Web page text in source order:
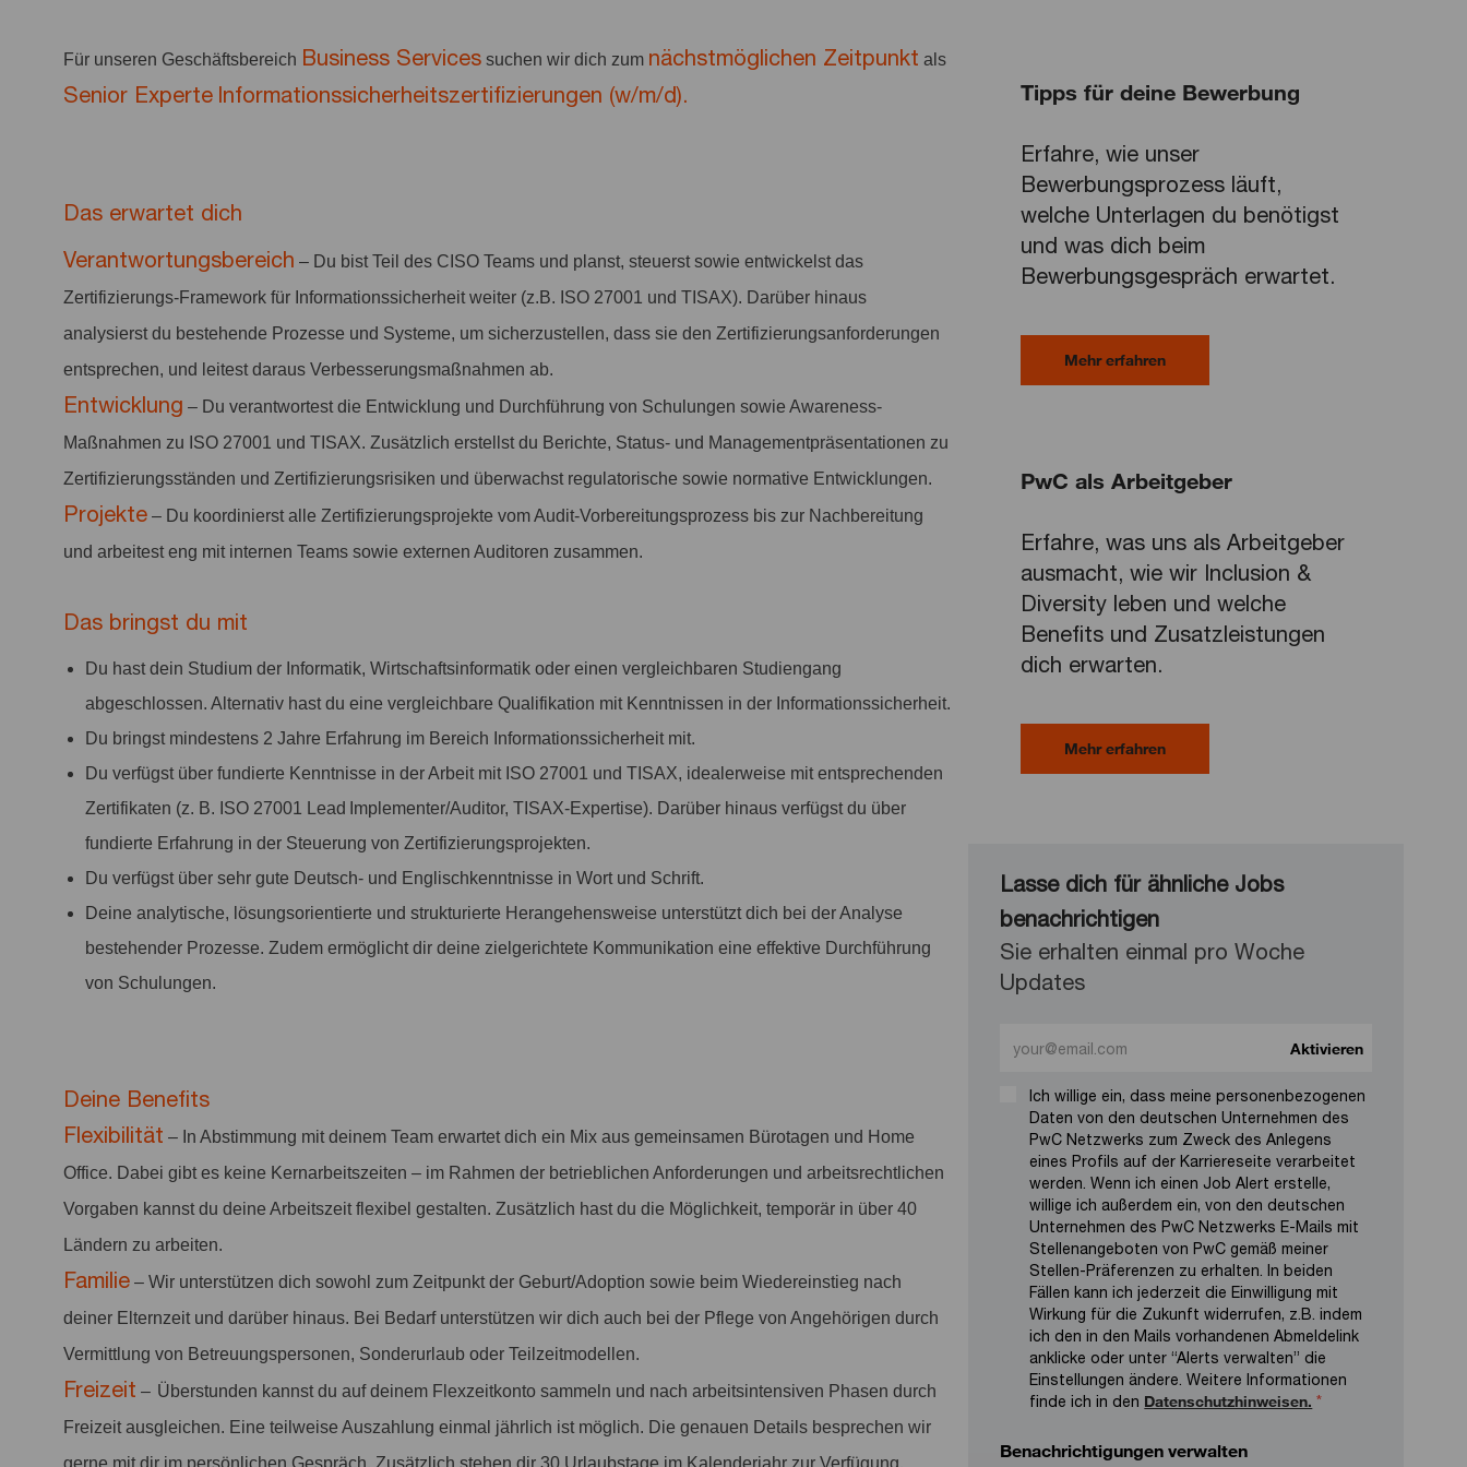
Für unseren Geschäftsbereich Business Services suchen wir dich zum nächstmöglichen Zeitpunkt als
Senior Experte Informationssicherheitszertifizierungen (w/m/d).
Das erwartet dich
Verantwortungsbereich – Du bist Teil des CISO Teams und planst, steuerst sowie entwickelst das
Zertifizierungs-Framework für Informationssicherheit weiter (z.B. ISO 27001 und TISAX). Darüber hinaus
analysierst du bestehende Prozesse und Systeme, um sicherzustellen, dass sie den Zertifizierungsanforderungen
entsprechen, und leitest daraus Verbesserungsmaßnahmen ab.
Entwicklung – Du verantwortest die Entwicklung und Durchführung von Schulungen sowie Awareness-
Maßnahmen zu ISO 27001 und TISAX. Zusätzlich erstellst du Berichte, Status- und Managementpräsentationen zu
Zertifizierungsständen und Zertifizierungsrisiken und überwachst regulatorische sowie normative Entwicklungen.
Projekte – Du koordinierst alle Zertifizierungsprojekte vom Audit-Vorbereitungsprozess bis zur Nachbereitung
und arbeitest eng mit internen Teams sowie externen Auditoren zusammen.
Das bringst du mit
Du hast dein Studium der Informatik, Wirtschaftsinformatik oder einen vergleichbaren Studiengang
abgeschlossen. Alternativ hast du eine vergleichbare Qualifikation mit Kenntnissen in der Informationssicherheit.
Du bringst mindestens 2 Jahre Erfahrung im Bereich Informationssicherheit mit.
Du verfügst über fundierte Kenntnisse in der Arbeit mit ISO 27001 und TISAX, idealerweise mit entsprechenden
Zertifikaten (z. B. ISO 27001 Lead Implementer/Auditor, TISAX-Expertise). Darüber hinaus verfügst du über
fundierte Erfahrung in der Steuerung von Zertifizierungsprojekten.
Du verfügst über sehr gute Deutsch- und Englischkenntnisse in Wort und Schrift.
Deine analytische, lösungsorientierte und strukturierte Herangehensweise unterstützt dich bei der Analyse
bestehender Prozesse. Zudem ermöglicht dir deine zielgerichtete Kommunikation eine effektive Durchführung
von Schulungen.
Deine Benefits
Flexibilität – In Abstimmung mit deinem Team erwartet dich ein Mix aus gemeinsamen Bürotagen und Home
Office. Dabei gibt es keine Kernarbeitszeiten – im Rahmen der betrieblichen Anforderungen und arbeitsrechtlichen
Vorgaben kannst du deine Arbeitszeit flexibel gestalten. Zusätzlich hast du die Möglichkeit, temporär in über 40
Ländern zu arbeiten.
Familie – Wir unterstützen dich sowohl zum Zeitpunkt der Geburt/Adoption sowie beim Wiedereinstieg nach
deiner Elternzeit und darüber hinaus. Bei Bedarf unterstützen wir dich auch bei der Pflege von Angehörigen durch
Vermittlung von Betreuungspersonen, Sonderurlaub oder Teilzeitmodellen.
Freizeit – Überstunden kannst du auf deinem Flexzeitkonto sammeln und nach arbeitsintensiven Phasen durch
Freizeit ausgleichen. Eine teilweise Auszahlung einmal jährlich ist möglich. Die genauen Details besprechen wir
gerne mit dir im persönlichen Gespräch. Zusätzlich stehen dir 30 Urlaubstage im Kalenderjahr zur Verfügung.
Tipps für deine Bewerbung
Erfahre, wie unser
Bewerbungsprozess läuft,
welche Unterlagen du benötigst
und was dich beim
Bewerbungsgespräch erwartet.
Mehr erfahren
PwC als Arbeitgeber
Erfahre, was uns als Arbeitgeber
ausmacht, wie wir Inclusion &
Diversity leben und welche
Benefits und Zusatzleistungen
dich erwarten.
Mehr erfahren
Lasse dich für ähnliche Jobs
benachrichtigen
Sie erhalten einmal pro Woche
Updates
Ich willige ein, dass meine personenbezogenen
Daten von den deutschen Unternehmen des
PwC Netzwerks zum Zweck des Anlegens
eines Profils auf der Karriereseite verarbeitet
werden. Wenn ich einen Job Alert erstelle,
willige ich außerdem ein, von den deutschen
Unternehmen des PwC Netzwerks E-Mails mit
Stellenangeboten von PwC gemäß meiner
Stellen-Präferenzen zu erhalten. In beiden
Fällen kann ich jederzeit die Einwilligung mit
Wirkung für die Zukunft widerrufen, z.B. indem
ich den in den Mails vorhandenen Abmeldelink
anklicke oder unter “Alerts verwalten” die
Einstellungen ändere. Weitere Informationen
finde ich in den Datenschutzhinweisen. *
Aktivieren
Benachrichtigungen verwalten